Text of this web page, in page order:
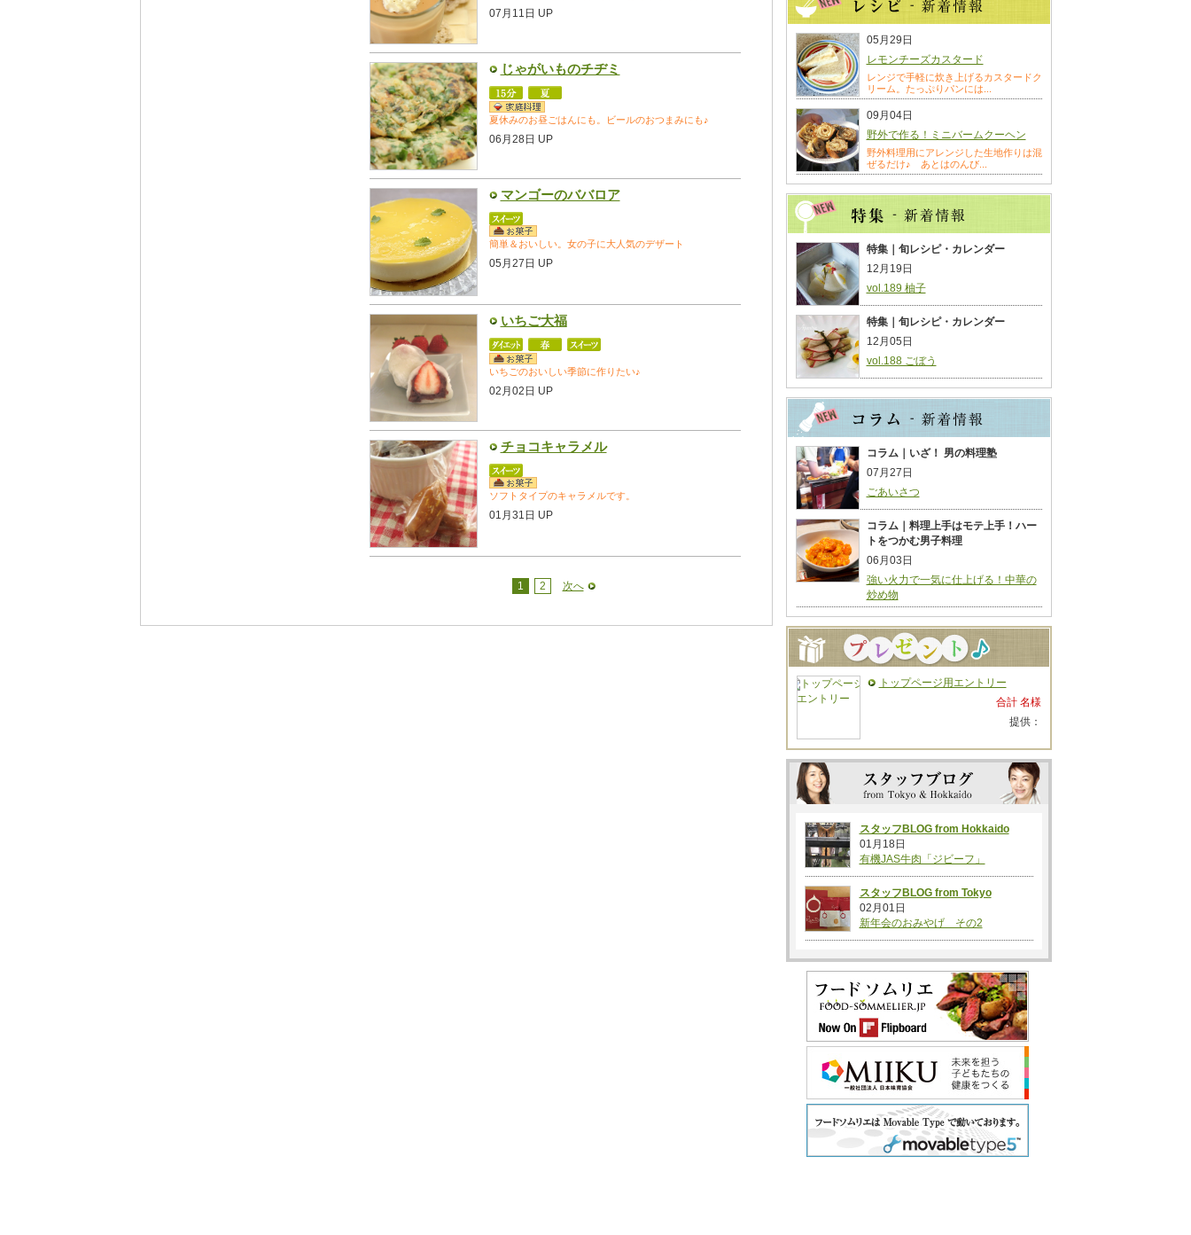
07月11日 UP
じゃがいものチヂミ
夏休みのお昼ごはんにも。ビールのおつまみにも♪
06月28日 UP
マンゴーのババロア
簡単＆おいしい。女の子に大人気のデザート
05月27日 UP
いちご大福
いちごのおいしい季節に作りたい♪
02月02日 UP
チョコキャラメル
ソフトタイプのキャラメルです。
01月31日 UP
1 2 次へ
05月29日
レモンチーズカスタード
レンジで手軽に炊き上げるカスタードク
リーム。たっぷりパンには...
09月04日
野外で作る！ミニバームクーヘン
野外料理用にアレンジした生地作りは混
ぜるだけ♪ あとはのんび...
特集｜旬レシピ・カレンダー
12月19日
vol.189 柚子
特集｜旬レシピ・カレンダー
12月05日
vol.188 ごぼう
コラム｜いざ！ 男の料理塾
07月27日
ごあいさつ
コラム｜料理上手はモテ上手！ハー
トをつかむ男子料理
06月03日
強い火力で一気に仕上げる！中華の
炒め物
トップページ用エントリー
合計 名様
提供：
スタッフBLOG from Hokkaido
01月18日
有機JAS牛肉「ジビーフ」
スタッフBLOG from Tokyo
02月01日
新年会のおみやげ その2